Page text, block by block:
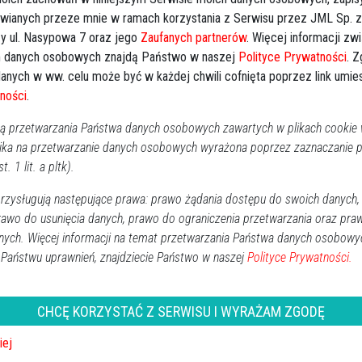
mini ścigacz [ZDJĘCIA]
Ostrołęka
2015-06-26 15:18
Już po raz siódmy w Ostrołęce odbędzie się finał
ogólnopolskiej akcji Motoserce. W specjalnym ambulansie
z Regionalnego Centrum Krwiodawstwa i Krwiolecznictwa
oddać będzie można oddać krew oraz wziąć udział w
losowaniu nagrody głównej – mino motocykla.
przeze mnie w ramach korzystania z Serwisu przez JML Sp.
ul. Nasypowa 7 oraz jego Zaufanych partnerów. Więcej informacji
osobowych znajdą Państwo w naszej Polityce Prywatności.
w ww. celu może być w każdej chwili cofnięta poprzez link
.
przetwarzania Państwa danych osobowych zawartych w plikach cookie
na przetwarzanie danych osobowych wyrażona poprzez zaznaczanie
1 lit. a pltk).
następujące prawa: prawo żądania dostępu do swoich
do usunięcia danych, prawo do ograniczenia przetwarzania oraz
Więcej informacji na temat przetwarzania Państwa danych
uprawnień, znajdziecie Państwo w naszej Polityce Prywatności.
CHCĘ KORZYSTAĆ Z SERWISU I WYRAŻAM ZGODĘ